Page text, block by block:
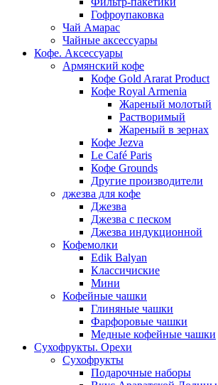
Гофроупаковка
Чай Амарас
Чайные аксессуары
Кофе. Аксессуары
Армянский кофе
Кофе Gold Ararat Product
Кофе Royal Armenia
Жареный молотый
Растворимый
Жареный в зернах
Кофе Jezva
Le Café Paris
Кофе Grounds
Другие производители
джезва для кофе
Джезва
Джезва с песком
Джезва индукционной
Кофемолки
Edik Balyan
Классичиские
Мини
Кофейные чашки
Глиняные чашки
Фарфоровые чашки
Медные кофейные чашки
Сухофрукты. Орехи
Сухофрукты
Подарочные наборы